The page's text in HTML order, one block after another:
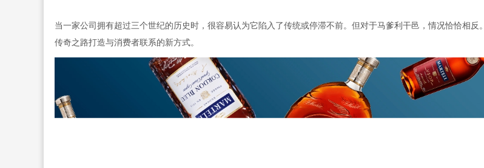
当一家公司拥有超过三个世纪的历史时，很容易认为它陷入了传统或停滞不前。但对于马爹利干邑，情况恰恰相反
传奇之路打造与消费者联系的新方式。